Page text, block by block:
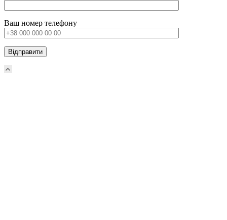
Ваш номер телефону